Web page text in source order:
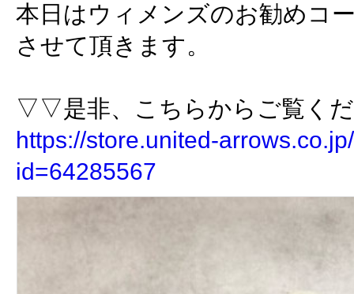
本日はウィメンズのお勧めコ
させて頂きます。
▽▽是非、こちらからご覧く
https://store.united-
id=64285567